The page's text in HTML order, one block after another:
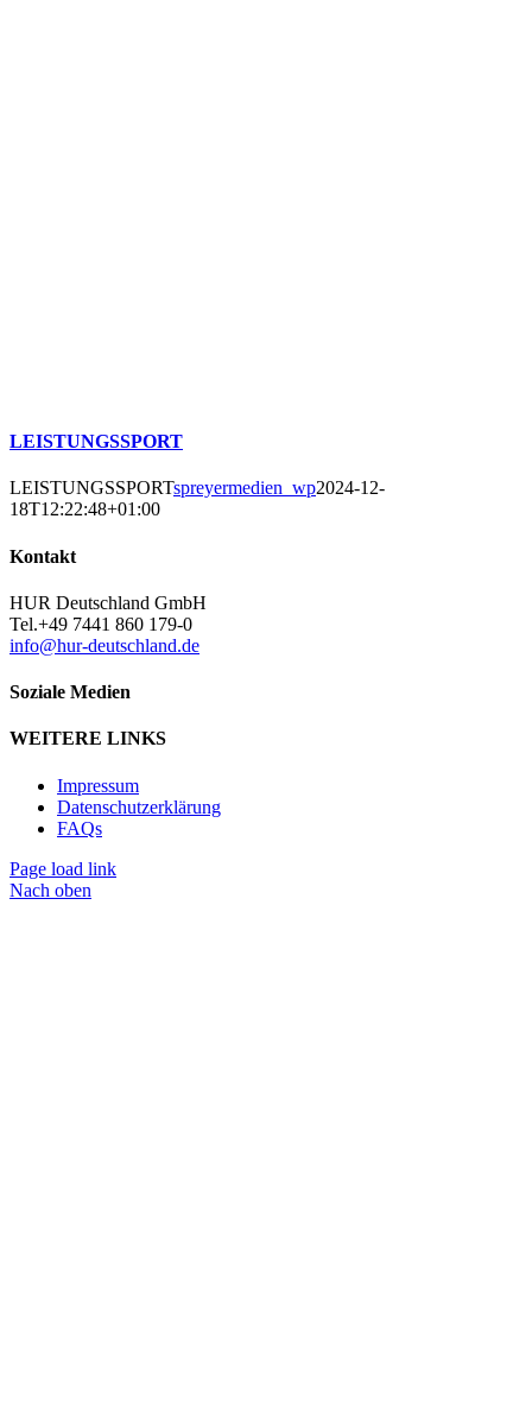
LEISTUNGSSPORT
LEISTUNGSSPORTspreyermedien_wp2024-12-
18T12:22:48+01:00
Kontakt
HUR Deutschland GmbH
Tel.+49 7441 860 179-0
info@hur-deutschland.de
Soziale Medien
WEITERE LINKS
Impressum
Datenschutzerklärung
FAQs
Page load link
Nach oben